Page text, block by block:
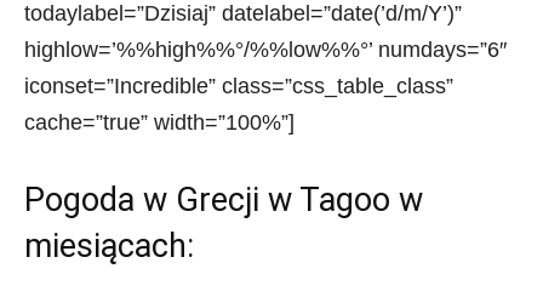
todaylabel=”Dzisiaj” datelabel=”date(’d/m/Y’)”
highlow=’%%high%%°/%%low%%°’ numdays=”6″
iconset=”Incredible” class=”css_table_class”
cache=”true” width=”100%”]
Pogoda w Grecji w Tagoo w
miesiącach: